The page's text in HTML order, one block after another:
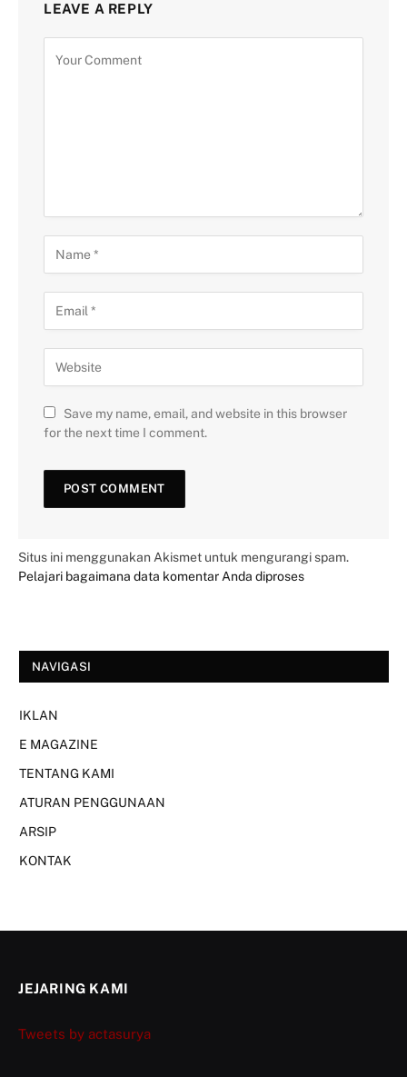
LEAVE A REPLY
Save my name, email, and website in this browser
for the next time I comment.
Situs ini menggunakan Akismet untuk mengurangi spam.
Pelajari bagaimana data komentar Anda diproses
NAVIGASI
IKLAN
E MAGAZINE
TENTANG KAMI
ATURAN PENGGUNAAN
ARSIP
KONTAK
JEJARING KAMI
Tweets by actasurya